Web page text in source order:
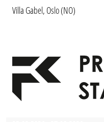
Villa Gabel, Oslo (NO)